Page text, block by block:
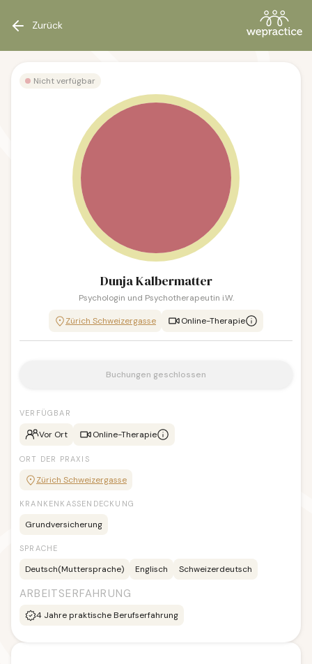
Zurück
Nicht verfügbar
Dunja Kalbermatter
Psychologin und Psychotherapeutin i.W.
Zürich Schweizergasse Online-Therapie
Buchungen geschlossen
VERFÜGBAR
Vor Ort Online-Therapie
ORT DER PRAXIS
Zürich Schweizergasse
KRANKENKASSENDECKUNG
Grundversicherung
SPRACHE
Deutsch(Muttersprache) Englisch Schweizerdeutsch
ARBEITSERFAHRUNG
4 Jahre praktische Berufserfahrung